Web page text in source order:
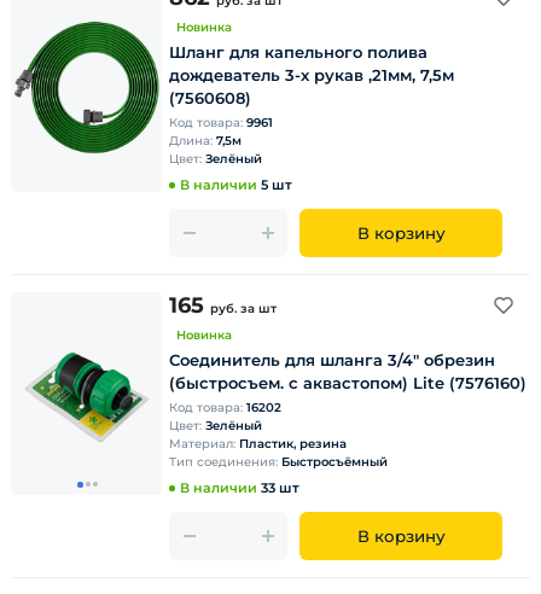
Новинка
Шланг для капельного полива
дождеватель 3-х рукав ,21мм, 7,5м
(7560608)
Код товара: 9961
Длина: 7,5м
Цвет: Зелёный
В наличии 5 шт
В корзину
165 руб. за шт
Новинка
Соединитель для шланга 3/4" обрезин
(быстросъем. с аквастопом) Lite (7576160)
Код товара: 16202
Цвет: Зелёный
Материал: Пластик, резина
Тип соединения: Быстросъёмный
В наличии 33 шт
В корзину